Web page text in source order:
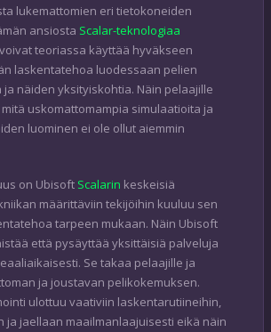
lukemattomien eri tietokoneiden
ansiosta Scalar-teknologiaa
teoriassa käyttää hyväkseen
laskentatehoa luodessaan pelien
näiden yksityiskohtia. Näin pelaajille
uskomattomampia simulaatioita ja
luominen ei ole ollut aiemmin
on Ubisoft Scalarin keskeisiä
määrittäviin tekijöihin kuuluu sen
tarpeen mukaan. Näin Ubisoft
että pysäyttää yksittäisiä palveluja
Se takaa pelaajille ja
ja joustavan pelikokemuksen.
ulottuu vaativiin laskentarutiineihin,
ja jaellaan maailmanlaajuisesti eikä näin